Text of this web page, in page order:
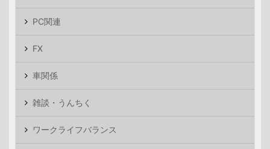
PC関連
FX
車関係
雑談・うんちく
ワークライフバランス